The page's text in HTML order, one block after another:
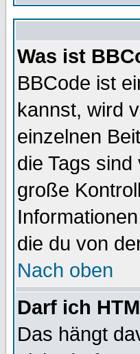
Was ist
BBCode ist
kannst, wird
einzelnen
die Tags
große
die du von
Nach oben
Darf ich
Das hängt